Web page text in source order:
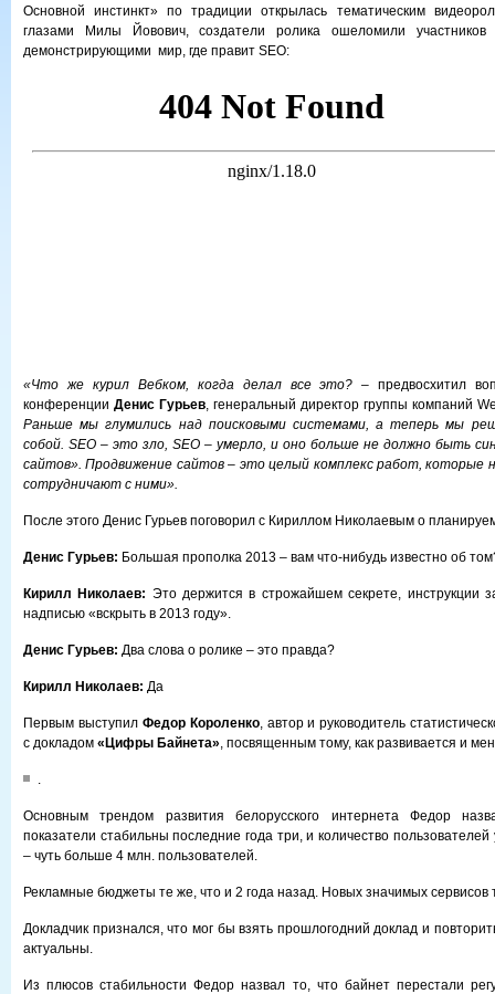
Основной инстинкт» по традиции открылась тематическим
глазами Милы Йовович, создатели ролика ошеломили участников
демонстрирующими мир, где правит SEO:
«Что же курил Вебком, когда делал все это? – предвосхитил
конференции Денис Гурьев, генеральный директор группы компаний
Раньше мы глумились над поисковыми системами, а теперь мы
собой. SEO – это зло, SEO – умерло, и оно больше не должно быть
сайтов». Продвижение сайтов – это целый комплекс работ, которые
сотрудничают с ними».
После этого Денис Гурьев поговорил с Кириллом Николаевым о
Денис Гурьев: Большая прополка 2013 – вам что-нибудь известно об
Кирилл Николаев: Это держится в строжайшем секрете, инструкции
надписью «вскрыть в 2013 году».
Денис Гурьев: Два слова о ролике – это правда?
Кирилл Николаев: Да
Первым выступил Федор Короленко, автор и руководитель
с докладом «Цифры Байнета», посвященным тому, как развивается и
.
Основным трендом развития белорусского интернета Федор
показатели стабильны последние года три, и количество
– чуть больше 4 млн. пользователей.
Рекламные бюджеты те же, что и 2 года назад. Новых значимых сервисов
Докладчик признался, что мог бы взять прошлогодний доклад и
актуальны.
Из плюсов стабильности Федор назвал то, что байнет перестали